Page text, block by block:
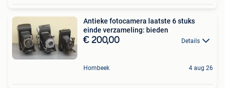
Antieke fotocamera laatste 6 stuks
einde verzameling: bieden
€ 200,00 Details
Hombeek 4 aug 26